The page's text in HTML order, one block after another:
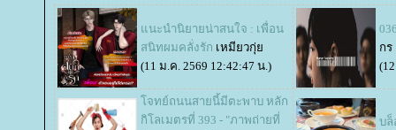
นะนำนิยายน่าสนใจ : เพื่อน
สนิทผมคลั่งรัก เหมียวกุ่
(11 ม.ค. 2569 12:42:47 น.)
กร
จทย์ถนนสายนี้มีตะพาบ หลัก
กิโลเมตรที่ 393 - "ภาพถ่ายที่
บล็